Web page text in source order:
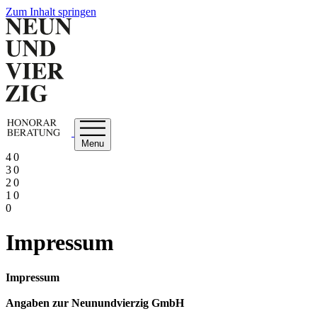
Zum Inhalt springen
Menu
4 0
3 0
2 0
1 0
0
Impressum
Impressum
Angaben zur Neunundvierzig GmbH